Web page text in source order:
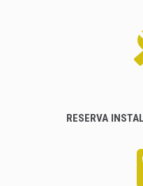
RESERVA